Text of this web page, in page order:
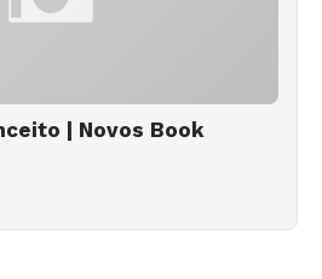
| Novos Book